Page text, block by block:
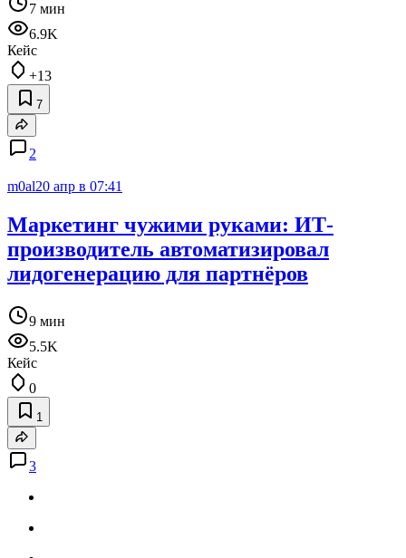
7 мин
6.9K
Кейс
+13
7
2
m0al20 апр в 07:41
Маркетинг чужими руками: ИТ-
производитель автоматизировал
лидогенерацию для партнёров
9 мин
5.5K
Кейс
0
1
3